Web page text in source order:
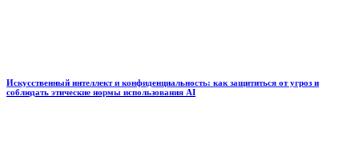
Искусственный интеллект и конфиденциальность: как защититься от угроз и
соблюдать этические нормы использования AI